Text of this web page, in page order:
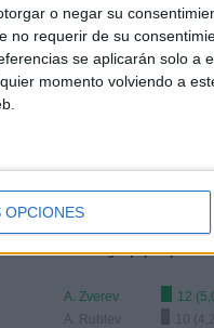
o negar su
no requerir de su
se aplicarán solo a
momento volviendo a
OPCIONES
Ranking equipos por nº
Ver ranking completo
Ranking equipos por nº
A. Zverev
12
A. Rublev
10